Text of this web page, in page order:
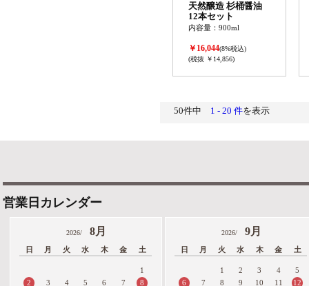
天然醸造 杉桶醤油
12本セット
内容量：900ml
￥16,044(8%税込)
(税抜 ￥14,856)
50件中 1 - 20 件を表示
営業日カレンダー
2026/ 8月
日 月 火 水 木 金 土
1
2
3 4 5 6 7
8
2026/ 9月
日 月 火 水 木 金 土
1 2 3 4
5
6
7 8 9 10 11
12